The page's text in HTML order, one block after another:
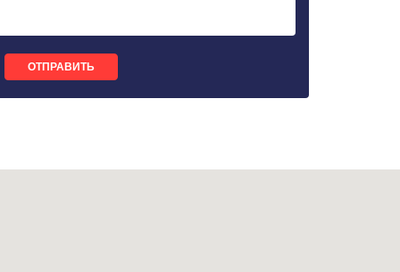
ОТПРАВИТЬ